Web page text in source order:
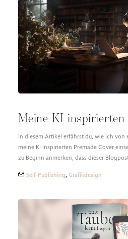
Meine KI inspirierten
In diesem Artikel erfährst du, wie ich von
meine KI inspirierten Premade Cover
zu Beginn anmerken, dass dieser
Self-Publishing, Grafikdesign